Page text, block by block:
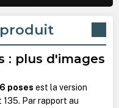
: plus d'images
poses est la version
Par rapport au